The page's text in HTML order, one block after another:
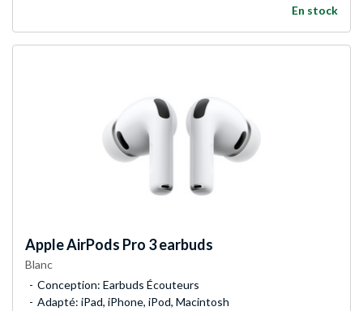
En stock
AppleAirPods Pro 3 earbuds
Blanc
Conception: Earbuds Écouteurs
Adapté: iPad, iPhone, iPod, Macintosh